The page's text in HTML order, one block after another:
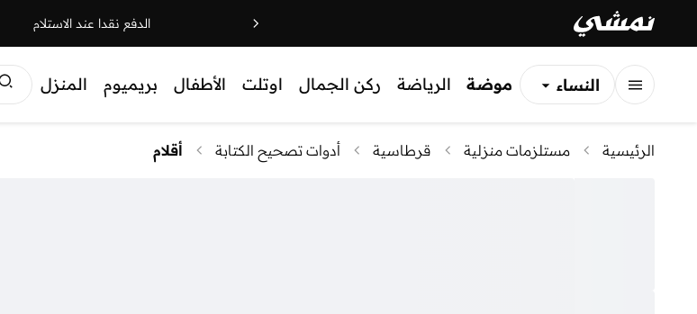
الدفع نقدا عند الاستلام
النساء
موضة الرياضة ركن الجمال اوتلت الأطفال بريميوم المنزل
الرئيسية مستلزمات منزلية قرطاسية أدوات تصحيح الكتابة أقلام